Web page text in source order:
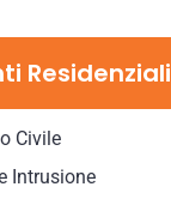
Residenziali
Civile
Intrusione